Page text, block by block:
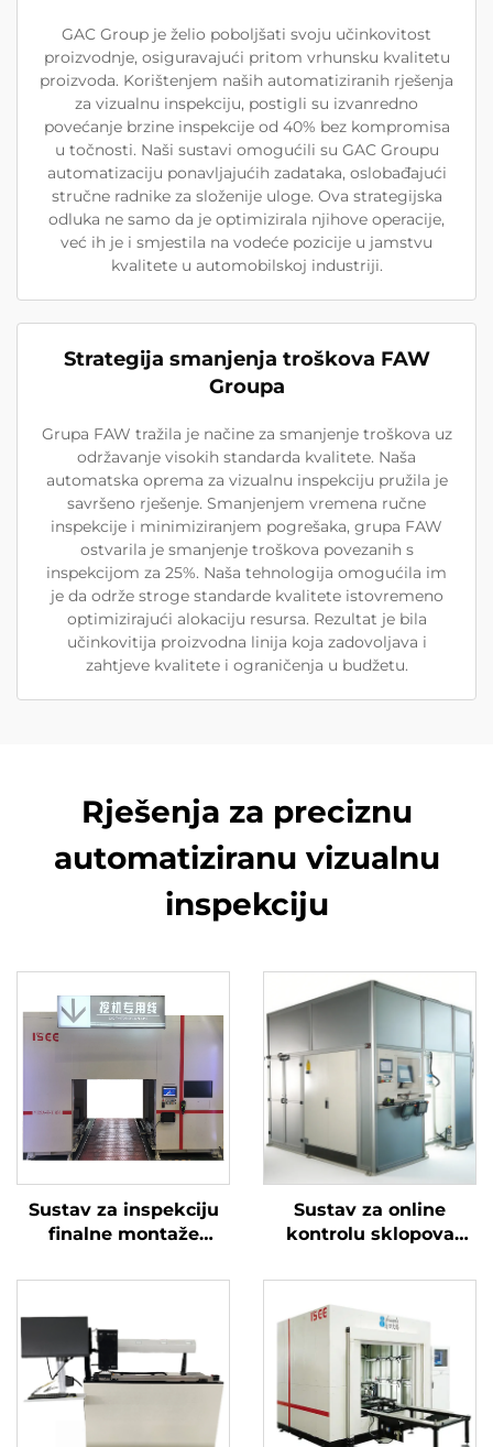
GAC Group je želio poboljšati svoju učinkovitost
proizvodnje, osiguravajući pritom vrhunsku kvalitetu
proizvoda. Korištenjem naših automatiziranih rješenja
za vizualnu inspekciju, postigli su izvanredno
povećanje brzine inspekcije od 40% bez kompromisa
u točnosti. Naši sustavi omogućili su GAC Groupu
automatizaciju ponavljajućih zadataka, oslobađajući
stručne radnike za složenije uloge. Ova strategijska
odluka ne samo da je optimizirala njihove operacije,
već ih je i smjestila na vodeće pozicije u jamstvu
kvalitete u automobilskoj industriji.
Strategija smanjenja troškova FAW
Groupa
Grupa FAW tražila je načine za smanjenje troškova uz
održavanje visokih standarda kvalitete. Naša
automatska oprema za vizualnu inspekciju pružila je
savršeno rješenje. Smanjenjem vremena ručne
inspekcije i minimiziranjem pogrešaka, grupa FAW
ostvarila je smanjenje troškova povezanih s
inspekcijom za 25%. Naša tehnologija omogućila im
je da održe stroge standarde kvalitete istovremeno
optimizirajući alokaciju resursa. Rezultat je bila
učinkovitija proizvodna linija koja zadovoljava i
zahtjeve kvalitete i ograničenja u budžetu.
Rješenja za preciznu
automatiziranu vizualnu
inspekciju
Sustav za inspekciju
finalne montaže
Sustav za online
kontrolu sklopova